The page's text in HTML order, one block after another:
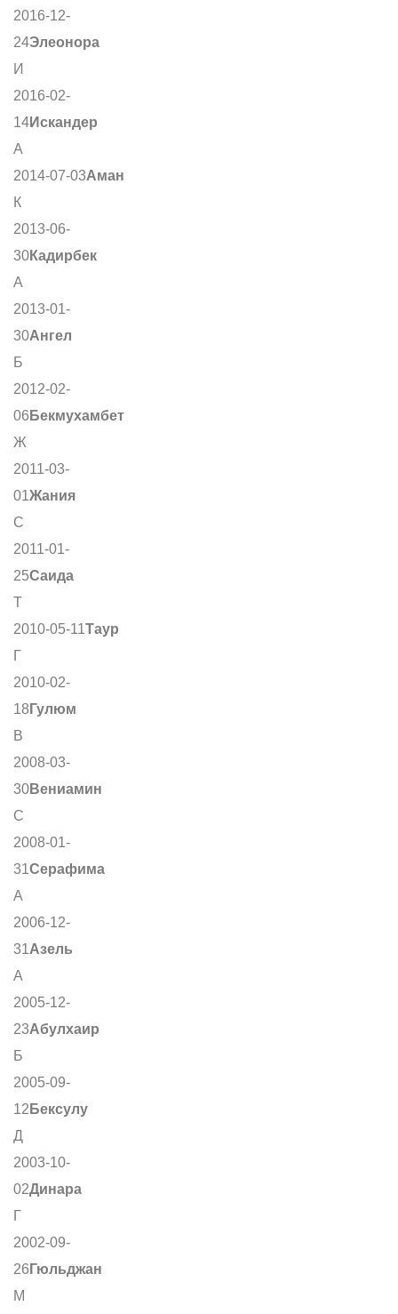
2016-12-
24Элеонора
И
2016-02-
14Искандер
А
2014-07-03Аман
К
2013-06-
30Кадирбек
А
2013-01-
30Ангел
Б
2012-02-
06 Бекмухамбет
Ж
2011-03-
01Жания
С
2011-01-
25Саида
Т
2010-05-11Таур
Г
2010-02-
18 Гулюм
В
2008-03-
30Вениамин
С
2008-01-
31Серафима
А
2006-12-
31Азель
А
2005-12-
23Абулхаир
Б
2005-09-
12 Бексулу
Д
2003-10-
02Динара
Г
2002-09-
26 Гюльджан
М